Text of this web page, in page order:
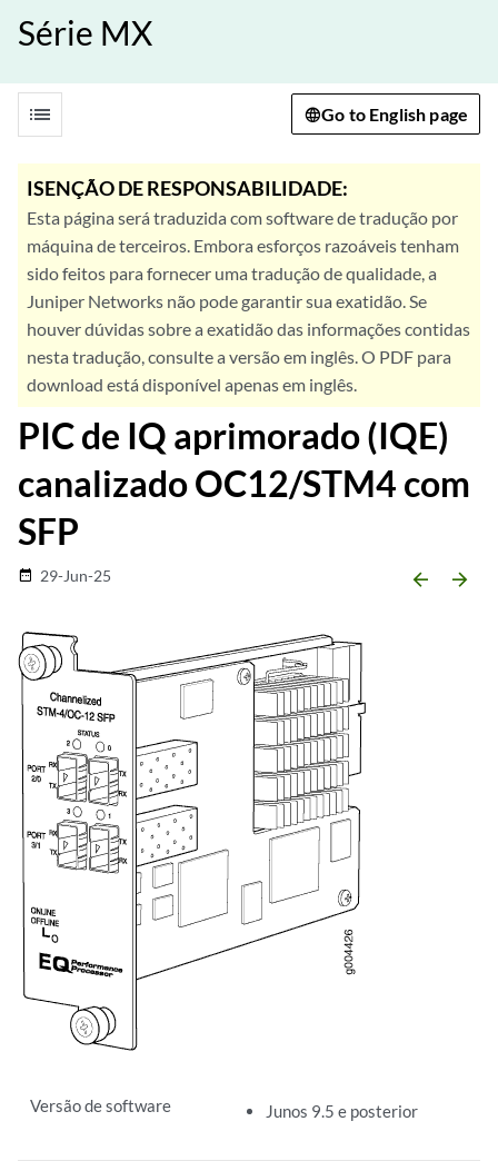
Série MX
list Go to English page
ISENÇÃO DE RESPONSABILIDADE:
Esta página será traduzida com software de tradução por
máquina de terceiros. Embora esforços razoáveis tenham
sido feitos para fornecer uma tradução de qualidade, a
Juniper Networks não pode garantir sua exatidão. Se
houver dúvidas sobre a exatidão das informações contidas
nesta tradução, consulte a versão em inglês. O PDF para
download está disponível apenas em inglês.
PIC de IQ aprimorado (IQE)
canalizado OC12/STM4 com
SFP
date_range 29-Jun-25 arrow_backward arrow_forward
Versão de software Junos 9.5 e posterior